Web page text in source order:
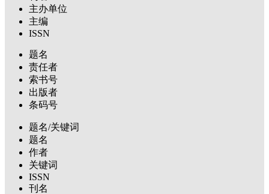
主办单位
主编
ISSN
题名
责任者
索书号
出版者
条码号
题名/关键词
题名
作者
关键词
ISSN
刊名